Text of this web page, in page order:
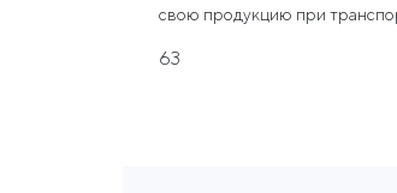
свою продукцию при
63